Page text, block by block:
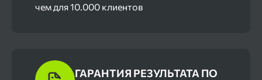
чем для 10.000 клиентов
ГАРАНТИЯ РЕЗУЛЬТАТА ПО